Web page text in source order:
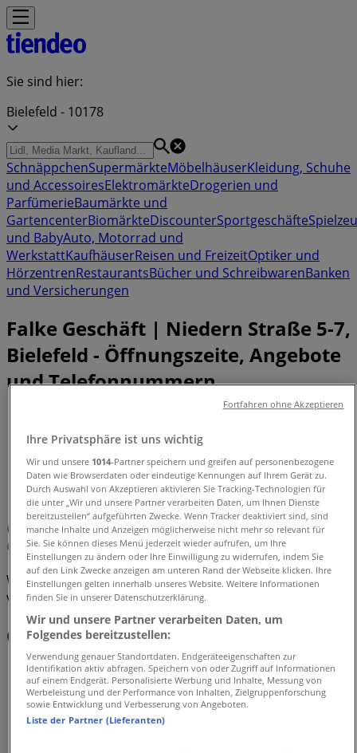
Sie sind hier:
Bielefeld - 10178
SchnäppchenSupermärkteMöbelhäuserKleidung, Schuhe
und AccessoiresElektromärkteDrogerien und
ParfümerieBaumärkte und
GartencenterBiomärkteDiscounterSportgeschäfte
und BabyAuto, Motorrad und
WerkstattKaufhäuserReisen und FreizeitOptiker und
HörzentrenRestaurantsBücher und SchreibwarenBanken
und Versicherungen
Falke Geschäft | Niedern Straße 5-7,
Bielefeld - Öffnungszeite, Angebote
und Telefonnummern
Angebote für Kleidung, Schuhe und Accessoires in
Falke in Bielefeld»
Falke | Niedern Straße 5-7
Karte
Karte
Wir sind gerade dabei Angebote zu "Falke" zu
veröffentlichen
Geschäfte in der Nähe
Joop
Ihre Privatsphäre ist uns wichtig
Wir und unsere 1014-Partner speichern und greifen auf personenbezogene
Daten wie Browserdaten oder eindeutige Kennungen auf Ihrem Gerät zu.
Durch Auswahl von Akzeptieren aktivieren Sie Tracking-Technologien für
die unter „Wir und unsere Partner verarbeiten Daten, um Ihnen Dienste
bereitzustellen“ aufgeführten Zwecke. Wenn Tracker deaktiviert sind, sind
manche Inhalte und Anzeigen möglicherweise nicht mehr so relevant für
Sie. Sie können dieses Menü jederzeit wieder aufrufen, um Ihre
Einstellungen zu ändern oder Ihre Einwilligung zu widerrufen, indem Sie
auf den Link Zwecke anzeigen am unteren Rand der Webseite klicken. Ihre
Einstellungen gelten innerhalb unseres Website. Weitere Informationen
finden Sie in unserer Datenschutzerklärung.
Wir und unsere Partner verarbeiten Daten, um
Folgendes bereitzustellen:
Verwendung genauer Standortdaten. Endgeräteeigenschaften zur
Identifikation aktiv abfragen. Speichern von oder Zugriff auf Informationen
auf einem Endgerät. Personalisierte Werbung und Inhalte, Messung von
Werbeleistung und der Performance von Inhalten, Zielgruppenforschung
sowie Entwicklung und Verbesserung von Angeboten.
Liste der Partner (Lieferanten)
Fortfahren ohne Akzeptieren